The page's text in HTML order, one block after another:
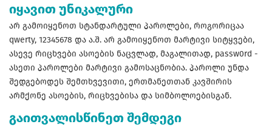
იყავით უნიკალური
არ გამოიყენოთ სტანდარტული პაროლები, როგორიცაა
qwerty, 12345678 და ა.შ. არ გამოიყენოთ მარტივი სიტყვები,
ასევე რიცხვები ასოების ნაცვლად, მაგალითად, passw0rd -
ასეთი პაროლები მარტივი გამოსაცნობია. პაროლი უნდა
შედგებოდეს შემთხვევითი, ერთმანეთთან კავშირის
არმქონე ასოების, რიცხვებისა და სიმბოლოებისგან.
გაითვალისწინეთ შემდეგი